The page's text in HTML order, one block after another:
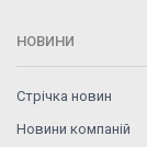
НОВИНИ
Стрічка новин
Новини компаній